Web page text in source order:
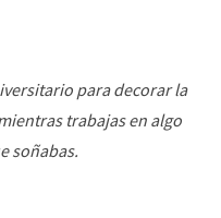
para decorar la
trabajas en algo
soñabas.